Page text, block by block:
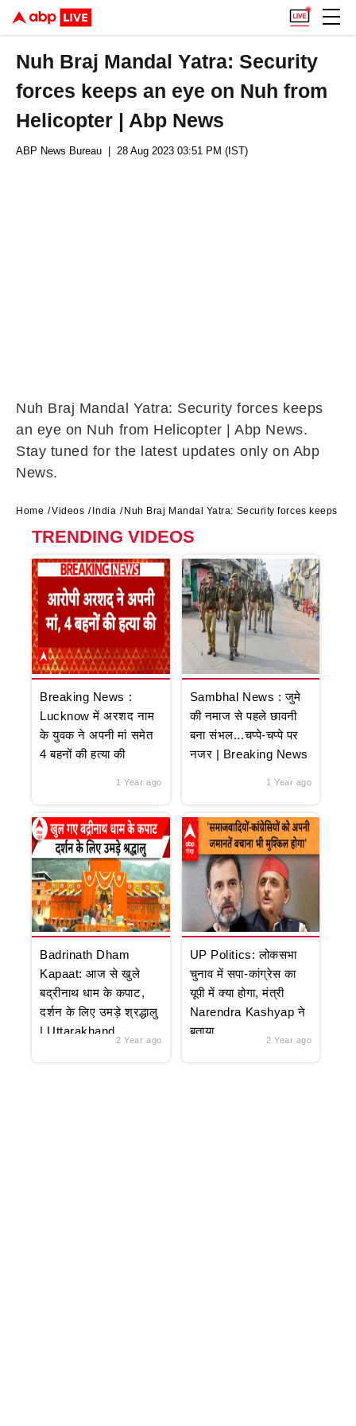
Nuh Braj Mandal Yatra: Security
forces keeps an eye on Nuh from
Helicopter | Abp News
ABP News Bureau | 28 Aug 2023 03:51 PM (IST)
Nuh Braj Mandal Yatra: Security forces keeps
an eye on Nuh from Helicopter | Abp News.
Stay tuned for the latest updates only on Abp
News.
Home Videos India Nuh Braj Mandal Yatra: Security forces keeps
TRENDING VIDEOS
Breaking News :
Lucknow में अरशद नाम
के युवक ने अपनी मां समेत
4 बहनों की हत्या की
1 Year ago
Sambhal News : जुमे
की नमाज से पहले छावनी
बना संभल...चप्पे-चप्पे पर
नजर | Breaking News
1 Year ago
Badrinath Dham
Kapaat: आज से खुले
बद्रीनाथ धाम के कपाट,
दर्शन के लिए उमड़े श्रद्धालु
| Uttarakhand
2 Year ago
UP Politics: लोकसभा
चुनाव में सपा-कांग्रेस का
यूपी में क्या होगा, मंत्री
Narendra Kashyap ने
बताया
2 Year ago